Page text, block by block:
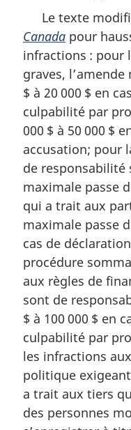
Le texte
Canada pour
infractions : pour
graves,
$ à 20 000 $ en
culpabilité par
000 $ à 50 000 $
accusation; pour
de responsabilité
maximale passe
qui a trait aux
maximale passe
cas de
procédure
aux règles de
sont de
$ à 100 000 $ en
culpabilité par
les infractions
politique
a trait aux tiers
des personnes